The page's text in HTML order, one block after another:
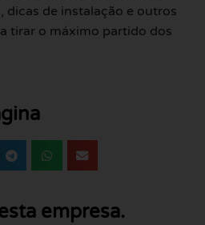
dicas de instalação e outros
tirar o máximo partido dos
empresa.